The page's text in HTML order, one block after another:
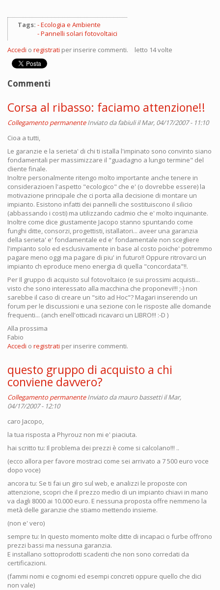
Tags:
Ecologia e Ambiente
Pannelli solari fotovoltaici
Accedi o registrati per inserire commenti. letto 14 volte
Commenti
Corsa al ribasso: faciamo attenzione!!
Collegamento permanente Inviato dafabiuliil Mar, 04/17/2007 - 11:10
Cioa a tutti,
Le garanzie e la serieta' di chi ti istalla l'impinato sono convinto siano
fondamentali per massimizzare il "guadagno a lungo termine" del
cliente finale.
Inoltre personalmente ritengo molto importante anche tenere in
considerazioen l'aspetto "ecologico" che e' (o dovrebbe essere) la
motivazione principale che ci porta alla decisione di montare un
impianto. Esistono infatti dei pannelli che sostituiscono il silicio
(abbassando i costi) ma utilizzando cadmio che e' molto inquinante.
Inoltre come dice giustamente Jacopo stanno spuntando come
funghi ditte, consorzi, progettisti, istallatori... aveer una garanzia
della serieta' e' fondamentale ed e' fondamentale non scegliere
l'impianto solo ed esclusivamente in base al costo poiche' potremmo
pagare meno oggi ma pagare di piu' in futuro!! Oppure ritrovarci un
impianto ch eproduce meno energia di quella "concordata"!!.
Per Il gruppo di acquisto sul fotovoltaico (e sui prossimi acquisti...
visto che sono interessato alla macchina che proponevi!!! ;-) non
sarebbe il caso di creare un "sito ad Hoc"? Magari inserendo un
forum per le discussioni e una sezione con le risposte alle domande
frequenti... (anch enell'otticadi ricavarci un LIBRO!!! :-D )
Alla prossima
Fabio
Accedi o registrati per inserire commenti.
questo gruppo di acquisto a chi
conviene davvero?
Collegamento permanente Inviato damauro bassettiil Mar,
04/17/2007 - 12:10
caro Jacopo,
la tua risposta a Phyrouz non mi e' piaciuta.
hai scritto tu: Il problema dei prezzi è come si calcolano!!! ..
(ecco allora per favore mostraci come sei arrivato a 7 500 euro voce
dopo voce)
ancora tu: Se ti fai un giro sul web, e analizzi le proposte con
attenzione, scopri che il prezzo medio di un impianto chiavi in mano
va dagli 8000 ai 10.000 euro. E nessuna proposta offre nemmeno la
metà delle garanzie che stiamo mettendo insieme.
(non e' vero)
sempre tu: In questo momento molte ditte di incapaci o furbe offrono
prezzi bassi ma nessuna garanzia.
E installano sottoprodotti scadenti che non sono corredati da
certificazioni.
(fammi nomi e cognomi ed esempi concreti oppure quello che dici
non vale)